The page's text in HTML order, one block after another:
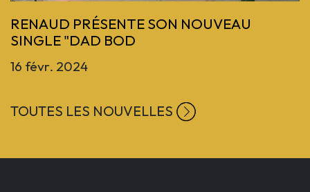
RENAUD PRÉSENTE SON NOUVEAU
SINGLE "DAD BOD
16 févr. 2024
TOUTES LES NOUVELLES